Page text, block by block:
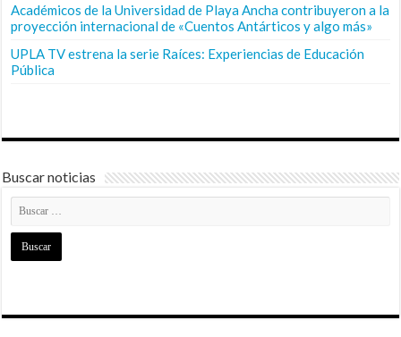
Académicos de la Universidad de Playa Ancha contribuyeron a la
proyección internacional de «Cuentos Antárticos y algo más»
UPLA TV estrena la serie Raíces: Experiencias de Educación
Pública
Buscar noticias